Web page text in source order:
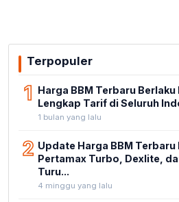
Terpopuler
1 Harga BBM Terbaru
Lengkap Tarif di Seluruh
1 bulan yang lalu
2 Update Harga BBM Terbaru
Pertamax Turbo, Dexlite,
Turu...
4 minggu yang lalu